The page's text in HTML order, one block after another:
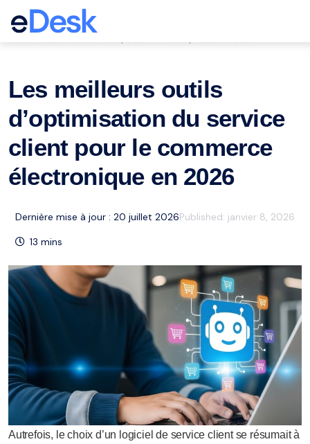
eCommerce Support Central
Les meilleurs outils
d’optimisation du service
client pour le commerce
électronique en 2026
Dernière mise à jour : 20 juillet 2026Published: janvier 8, 2026
13 mins
Autrefois, le choix d’un logiciel de service client se résumait à